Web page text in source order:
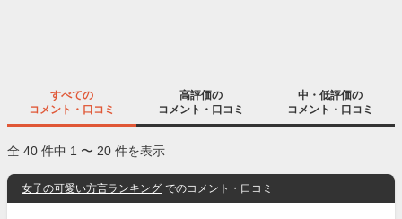
すべての
コメント・口コミ
高評価の
コメント・口コミ
中・低評価の
コメント・口コミ
全 40 件中 1 〜 20 件を表示
女子の可愛い方言ランキング でのコメント・口コミ